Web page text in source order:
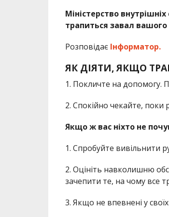
Міністерство
трапиться завал вашого
Розповідає Інформатор.
ЯК ДІЯТИ, ЯКЩО
1. Покличте на допомогу.
2. Спокійно чекайте, поки
Якщо ж вас ніхто не
1. Спробуйте вивільнити
2. Оцініть навколишню
зачепити те, на чому все
3. Якщо не впевнені у